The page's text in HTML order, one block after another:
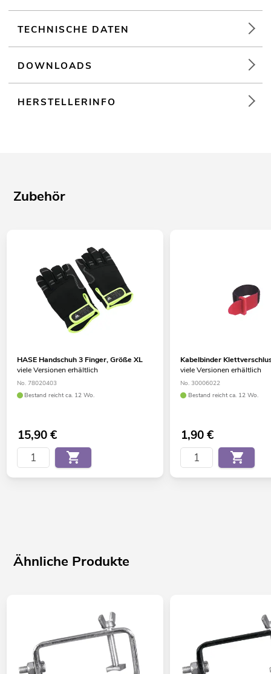
TECHNISCHE DATEN
DOWNLOADS
HERSTELLERINFO
Zubehör
HASE Handschuh 3 Finger, Größe XL
viele Versionen erhältlich
No. 78020403
Bestand reicht ca. 12 Wo.
15,90€
Kabelbinder
viele Versionen erhältlich
No. 30006022
Bestand reicht ca. 12 Wo.
1,90€
Ähnliche Produkte